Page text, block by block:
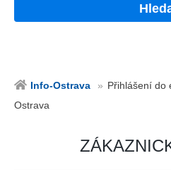
Info-Ostrava
Přihlášení do
Ostrava